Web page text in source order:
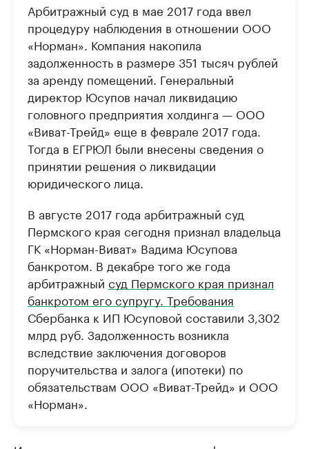
Арбитражный суд в мае 2017 года ввел
процедуру наблюдения в отношении ООО
«Норман». Компания накопила
задолженность в размере 351 тысяч рублей
за аренду помещений. Генеральный
директор Юсупов начал ликвидацию
головного предприятия холдинга — ООО
«Виват-Трейд» еще в феврале 2017 года.
Тогда в ЕГРЮЛ были внесены сведения о
принятии решения о ликвидации
юридического лица.
В августе 2017 года арбитражный суд
Пермского края сегодня признал владельца
ГК «Норман-Виват» Вадима Юсупова
банкротом. В декабре того же года
арбитражный суд Пермского края признал
банкротом его супругу. Требования
Сбербанка к ИП Юсуповой составили 3,302
млрд руб. Задолженность возникла
вследствие заключения договоров
поручительства и залога (ипотеки) по
обязательствам ООО «Виват-Трейд» и ООО
«Норман».